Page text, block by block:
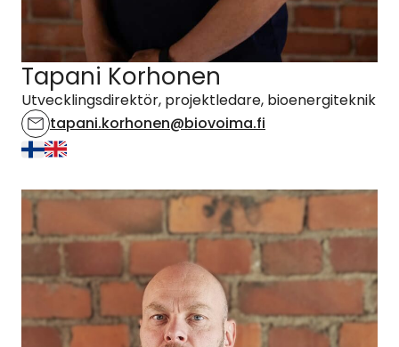
Tapani Korhonen
Utvecklingsdirektör, projektledare, bioenergiteknik
tapani.korhonen@biovoima.fi